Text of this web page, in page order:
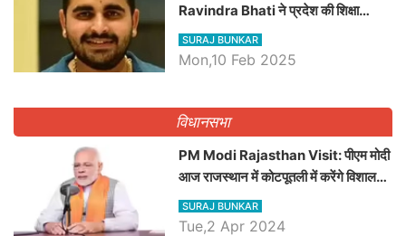
Ravindra Bhati ने प्रदेश की शिक्षा
व्यवस्था पर उठाए सवाल, Madan
Dilawar पर हमला करते हुए गिनवाये खाली
SURAJ BUNKAR
Mon,10 Feb 2025
विधानसभा
PM Modi Rajasthan Visit: पीएम मोदी
आज राजस्थान में कोटपूतली में करेंगे विशाल
रैली, एक सभा से 8 सीटों पर साधेगें निशाना
SURAJ BUNKAR
Tue,2 Apr 2024